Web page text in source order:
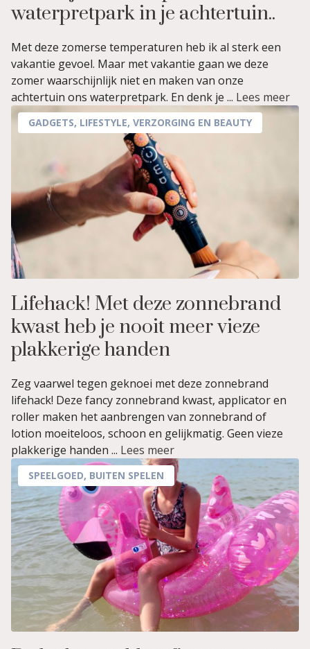
waterpretpark in je achtertuin..
Met deze zomerse temperaturen heb ik al sterk een
vakantie gevoel. Maar met vakantie gaan we deze
zomer waarschijnlijk niet en maken van onze
achtertuin ons waterpretpark. En denk je ... Lees meer
GADGETS, LIFESTYLE, VERZORGING EN BEAUTY
Lifehack! Met deze zonnebrand
kwast heb je nooit meer vieze
plakkerige handen
Zeg vaarwel tegen geknoei met deze zonnebrand
lifehack! Deze fancy zonnebrand kwast, applicator en
roller maken het aanbrengen van zonnebrand of
lotion moeiteloos, schoon en gelijkmatig. Geen vieze
plakkerige handen ... Lees meer
SPEELGOED, BUITEN SPELEN